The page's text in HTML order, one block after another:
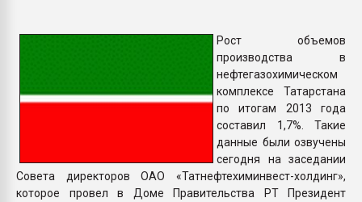
Рост объемов
производства в
нефтегазохимическом
комплексе Татарстана
по итогам 2013 года
составил 1,7%. Такие
данные были озвучены
сегодня на заседании
Совета директоров ОАО «Татнефтехиминвест-холдинг»,
которое провел в Доме Правительства РТ Президент